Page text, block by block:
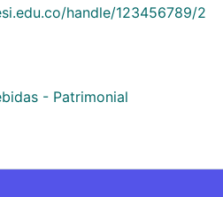
handle/123456789/2
- Patrimonial